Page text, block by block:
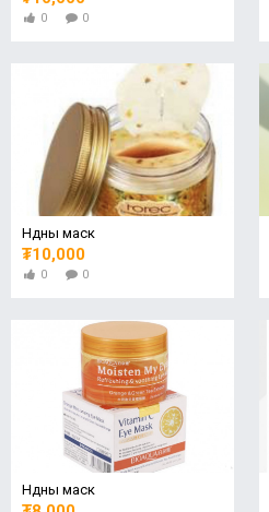
0 0
Нүдны маск
₮10,000
0 0
Нүдны маск